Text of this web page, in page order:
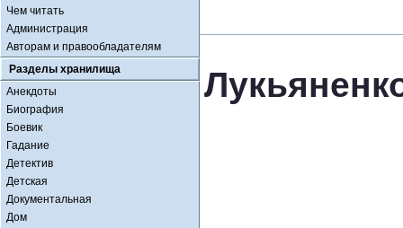
Чем читать
Администрация
Авторам и правообладателям
Разделы хранилища
Анекдоты
Биография
Боевик
Гадание
Детектив
Детская
Документальная
Дом